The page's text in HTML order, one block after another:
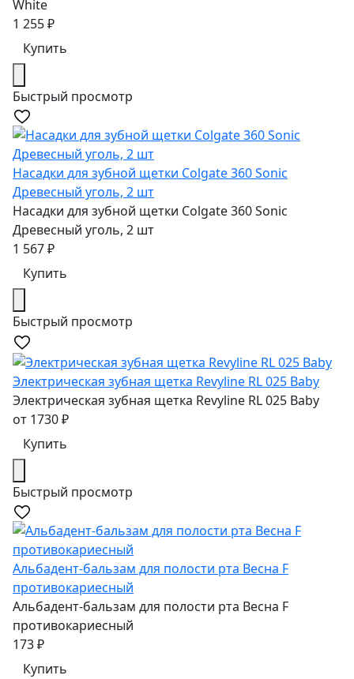
White
1 255₽
Купить
Быстрый просмотр
Насадки для зубной щетки Colgate 360 Sonic
Древесный уголь, 2 шт
Насадки для зубной щетки Colgate 360 Sonic
Древесный уголь, 2 шт
1 567₽
Купить
Быстрый просмотр
Электрическая зубная щетка Revyline RL 025 Baby
Электрическая зубная щетка Revyline RL 025 Baby
от 1730₽
Купить
Быстрый просмотр
Альбадент-бальзам для полости рта Весна F
противокариесный
Альбадент-бальзам для полости рта Весна F
противокариесный
173₽
Купить